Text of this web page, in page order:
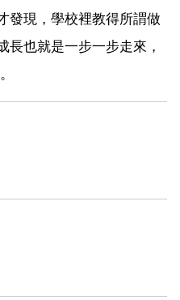
發現，學校裡教得所謂做
長也就是一步一步走來，